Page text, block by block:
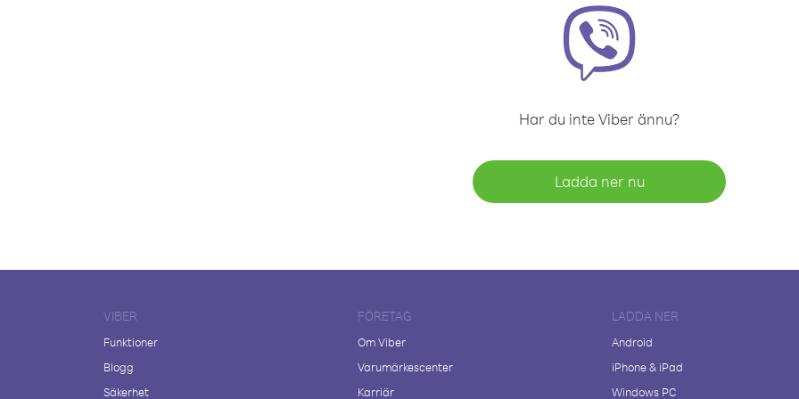
Har du inte Viber ännu?
Ladda ner nu
VIBER
Funktioner
Blogg
Säkerhet
FÖRETAG
Om Viber
Varumärkescenter
Karriär
LADDA NER
Android
iPhone & iPad
Windows PC